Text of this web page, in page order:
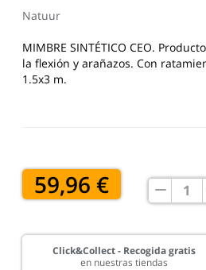
Natuur
MIMBRE SINTÉTICO CEO.
la flexión y arañazos. Con
1.5x3 m.
59,96 €
Click&Collect - Recogida gratis
en nuestras tiendas